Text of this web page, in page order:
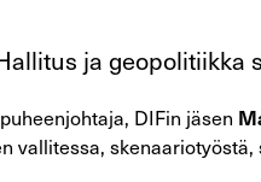
ja geopolitiikka
DIFin jäsen
vallitessa,